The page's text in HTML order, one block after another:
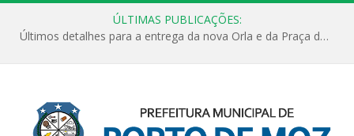
ÚLTIMAS PUBLICAÇÕES:
Últimos detalhes para a entrega da nova Orla e da Praça do Praião